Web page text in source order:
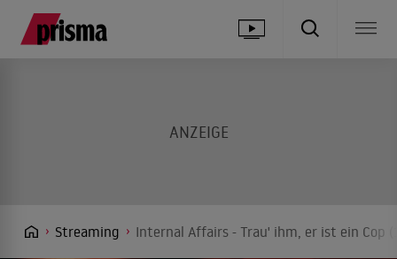
Streaming Internal Affairs - Trau' ihm, er ist ein Cop